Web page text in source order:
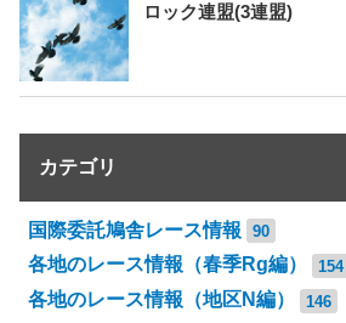
ロック連盟(3連盟)
カテゴリ
国際委託鳩舎レース情報 90
各地のレース情報（春季Rg編） 154
各地のレース情報（地区N編） 146